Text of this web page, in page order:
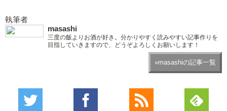
執筆者
masashi
三度の飯よりお酒が好き。分かりやすく読みやすい記事作りを
目指していきますので、どうぞよろしくお願いします！
»masashiの記事一覧